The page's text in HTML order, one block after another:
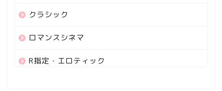
クラシック
ロマンスシネマ
R指定・エロティック